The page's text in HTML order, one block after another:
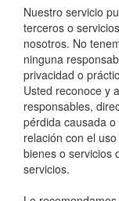
Nuestro servicio
terceros o
nosotros. No
ninguna
privacidad o
Usted reconoce y
responsables,
pérdida causada
relación con el
bienes o servicios
servicios.